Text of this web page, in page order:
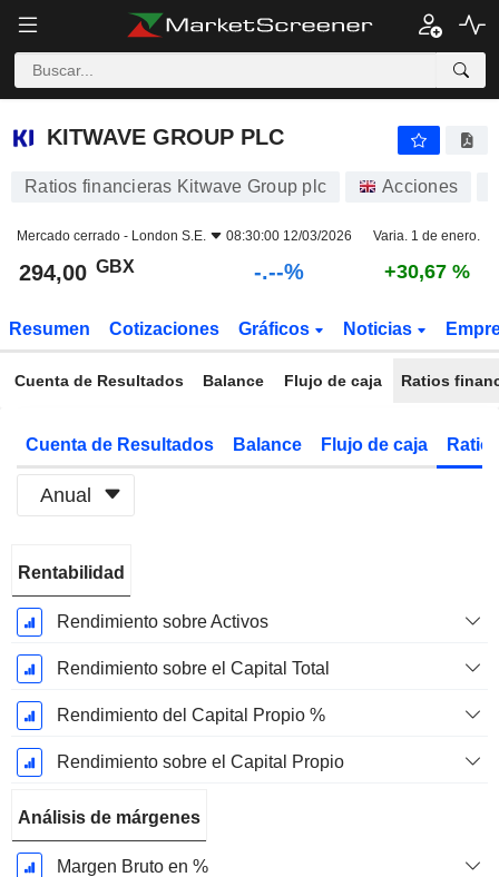
KITWAVE GROUP PLC 294,00 p -
KITWAVE GROUP PLC
Ratios financieras Kitwave Group plc Acciones
Mercado cerrado - London S.E. 08:30:00 12/03/2026 Varia. 1 de enero.
294,00 GBX -.--% +30,67 %
Resumen Cotizaciones Gráficos Noticias
Cuenta de Resultados Balance Flujo de caja Ratios
Cuenta de Resultados Balance Flujo de caja
Anual
fiscal:
Diciembre
Rentabilidad
Rendimiento sobre Activos
Rendimiento sobre el Capital Total
Rendimiento del Capital Propio %
Rendimiento sobre el Capital Propio
Análisis de márgenes
Margen Bruto en %